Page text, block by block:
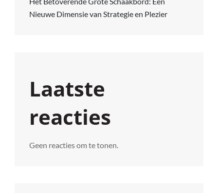
Nieuwe Dimensie van Strategie en Plezier
Laatste
reacties
Geen reacties om te tonen.